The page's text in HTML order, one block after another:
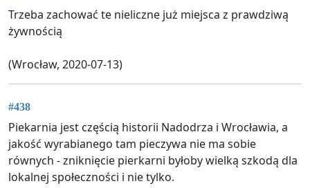
Trzeba zachować te nieliczne już miejsca z prawdziwą
żywnością
(Wrocław, 2020-07-13)
#438
Piekarnia jest częścią historii Nadodrza i Wrocławia, a
jakość wyrabianego tam pieczywa nie ma sobie
równych - zniknięcie pierkarni byłoby wielką szkodą dla
lokalnej społeczności i nie tylko.